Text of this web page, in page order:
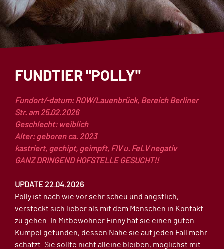
FUNDTIER "POLLY"
Fundort/-datum: ROW/Lauenbrück, Bereich Berliner
Str. am 25.02.2026
Geschlecht: weiblich
Alter: geboren ca. 2023
kastriert, gechipt, geimpft, FIV u. FeLV negativ
GANZ DRINGEND HOFSTELLE GESUCHT!!
UPDATE 22.04.2026
Polly ist nach wie vor sehr scheu und ängstlich,
versteckt sich lieber als mit dem Menschen in Kontakt
zu gehen. In Mitbewohner Finny hat sie einen guten
Kumpel gefunden, dessen Nähe sie auf jeden Fall mehr
schätzt. Sie sollte nicht alleine bleiben, möglichst mit